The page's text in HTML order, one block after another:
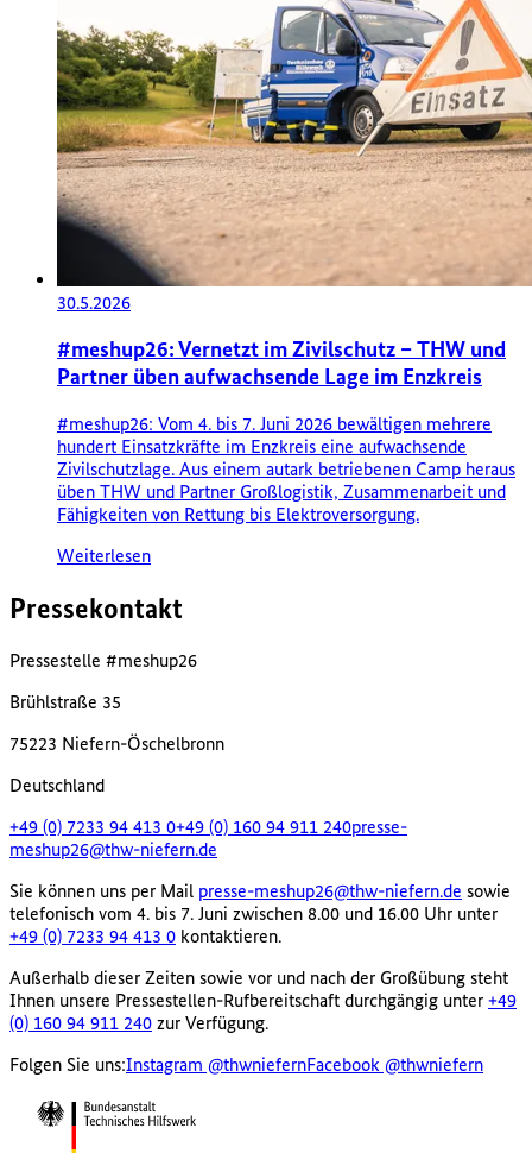
30.5.2026
#meshup26: Vernetzt im Zivilschutz – THW und
Partner üben aufwachsende Lage im Enzkreis
#meshup26: Vom 4. bis 7. Juni 2026 bewältigen mehrere
hundert Einsatzkräfte im Enzkreis eine aufwachsende
Zivilschutzlage. Aus einem autark betriebenen Camp heraus
üben THW und Partner Großlogistik, Zusammenarbeit und
Fähigkeiten von Rettung bis Elektroversorgung.
Weiterlesen
Pressekontakt
Pressestelle #meshup26
Brühlstraße 35
75223 Niefern-Öschelbronn
Deutschland
+49 (0) 7233 94 413 0+49 (0) 160 94 911 240presse-
meshup26@thw-niefern.de
Sie können uns per Mail presse-meshup26@thw-niefern.de sowie
telefonisch vom 4. bis 7. Juni zwischen 8.00 und 16.00 Uhr unter
+49 (0) 7233 94 413 0 kontaktieren.
Außerhalb dieser Zeiten sowie vor und nach der Großübung steht
Ihnen unsere Pressestellen-Rufbereitschaft durchgängig unter +49
(0) 160 94 911 240 zur Verfügung.
Folgen Sie uns:Instagram @thwniefernFacebook @thwniefern